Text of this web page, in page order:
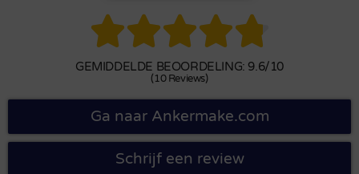

GEMIDDELDE BEOORDELING: 9.6/10
(10 Reviews)
Ga naar Ankermake.com
Schrijf een review